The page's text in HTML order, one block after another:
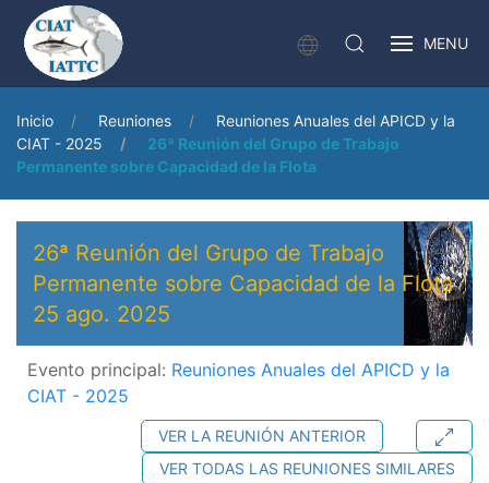
MENU
Inicio Reuniones
Reuniones Anuales del APICD y la
CIAT - 2025
26ª Reunión del Grupo de Trabajo
Permanente sobre Capacidad de la Flota
26ª Reunión del Grupo de Trabajo
Permanente sobre Capacidad de la Flota
25 ago. 2025
Evento principal: Reuniones Anuales del APICD y la
CIAT - 2025
VER LA REUNIÓN ANTERIOR
VER TODAS LAS REUNIONES SIMILARES